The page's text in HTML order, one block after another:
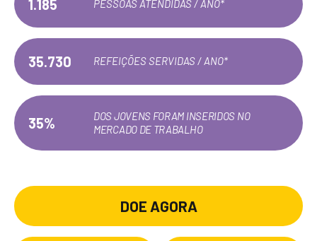
1.185 PESSOAS ATENDIDAS / ANO*
35.730 REFEIÇÕES SERVIDAS / ANO*
35%
DOS JOVENS FORAM INSERIDOS NO
MERCADO DE TRABALHO
DOE AGORA